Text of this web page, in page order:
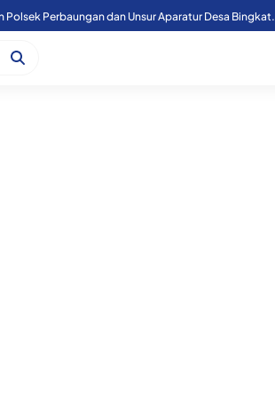
Polsek Perbaungan dan Unsur Aparatur Desa Bingkat.